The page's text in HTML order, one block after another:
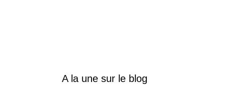
A la une sur le blog